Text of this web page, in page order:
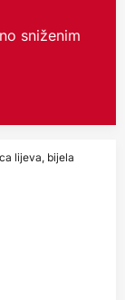
sniženim
lijeva, bijela